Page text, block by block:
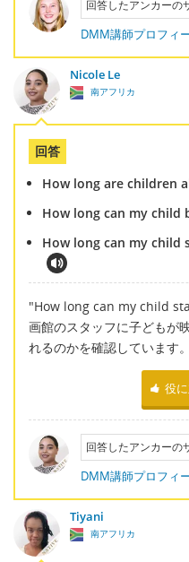
回答したアンカーの
DMM講師プロフィ
Nicole Le
南アフリカ
回答
How long are children
How long can my child
How long can my
"How long can my child
画館のスタッフに子どもが
れるのかを確認しています。
役
回答したアンカーの
DMM講師プロフィ
Tiyani
南アフリカ